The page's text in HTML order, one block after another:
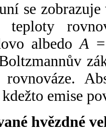
se
teploty
albedoA
rovnováze.
emise
hvězdné